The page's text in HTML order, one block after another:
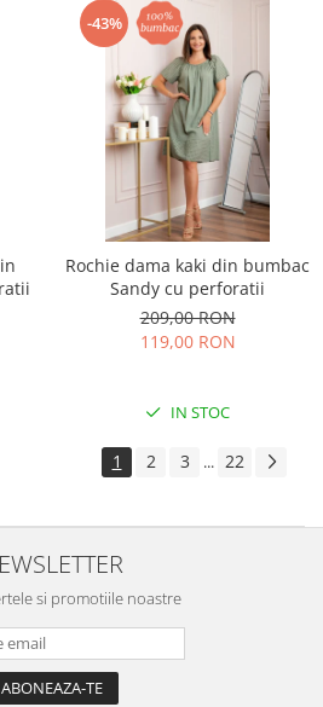
-43%
Rochie dama kaki din bumbac
Sandy cu perforatii
209,00 RON
119,00 RON
IN STOC
1 2 3 ... 22
si promotiile noastre